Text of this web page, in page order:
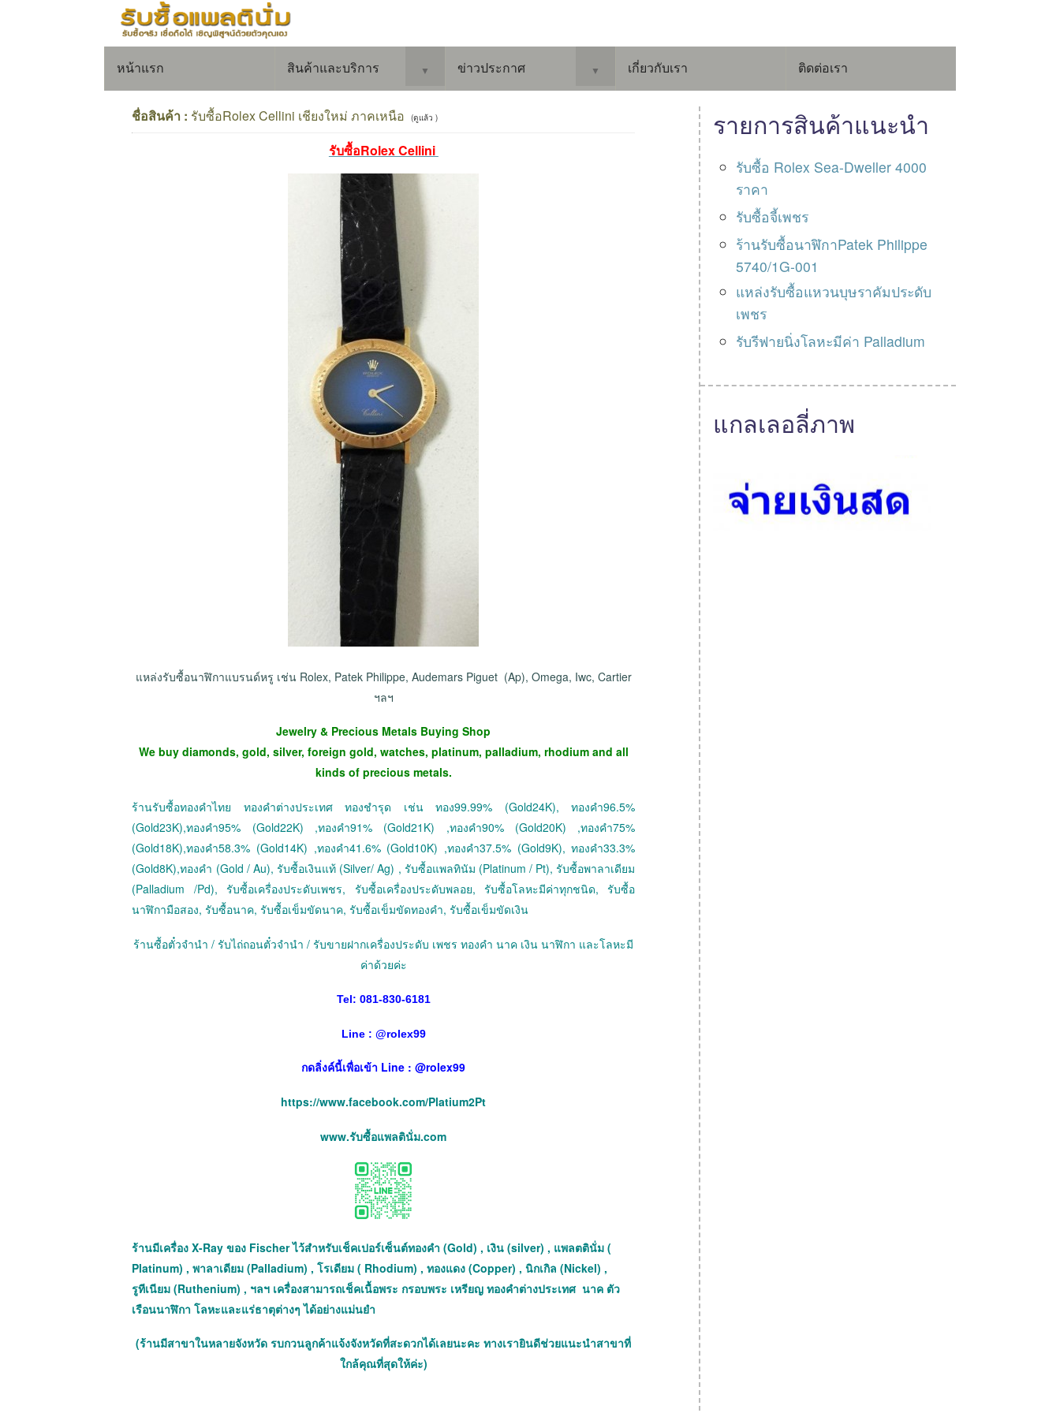
หน้าแรก สินค้าและบริการ ▼ ข่าวประกาศ ▼ เกี่ยวกับเรา ติดต่อเรา
ชื่อสินค้า : รับซื้อRolex Cellini เชียงใหม่ ภาคเหนือ (ดูแล้ว )
รับซื้อRolex Cellini
แหล่งรับซื้อนาฬิกาแบรนด์หรู เช่น Rolex, Patek Philippe, Audemars Piguet (Ap), Omega, Iwc, Cartier
ฯลฯ
Jewelry & Precious Metals Buying Shop
We buy diamonds, gold, silver, foreign gold, watches, platinum, palladium, rhodium and all
kinds of precious metals.
ร้านรับซื้อทองคำไทย ทองคำต่างประเทศ ทองชำรุด เช่น ทอง99.99% (Gold24K), ทองคำ96.5%
(Gold23K),ทองคำ95% (Gold22K) ,ทองคำ91% (Gold21K) ,ทองคำ90% (Gold20K) ,ทองคำ75%
(Gold18K),ทองคำ58.3% (Gold14K) ,ทองคำ41.6% (Gold10K) ,ทองคำ37.5% (Gold9K), ทองคำ33.3%
(Gold8K),ทองคำ (Gold / Au), รับซื้อเงินแท้ (Silver/ Ag) , รับซื้อแพลทินัม (Platinum / Pt), รับซื้อพาลาเดียม
(Palladium /Pd), รับซื้อเครื่องประดับเพชร, รับซื้อเครื่องประดับพลอย, รับซื้อโลหะมีค่าทุกชนิด, รับซื้อ
นาฬิกามือสอง, รับซื้อนาค, รับซื้อเข็มขัดนาค, รับซื้อเข็มขัดทองคำ, รับซื้อเข็มขัดเงิน
ร้านซื้อตั๋วจำนำ / รับไถ่ถอนตั๋วจำนำ / รับขายฝากเครื่องประดับ เพชร ทองคำ นาค เงิน นาฬิกา และโลหะมี
ค่าด้วยค่ะ
Tel: 081-830-6181
Line : @rolex99
กดลิ่งค์นี้เพื่อเข้า Line : @rolex99
https://www.facebook.com/Platium2Pt
www.รับซื้อแพลตินั่ม.com
ร้านมีเครื่อง X-Ray ของ Fischer ไว้สำหรับเช็คเปอร์เซ็นต์ทองคำ (Gold) , เงิน (silver) , แพลตตินั่ม (
Platinum) , พาลาเดียม (Palladium) , โรเดียม ( Rhodium) , ทองแดง (Copper) , นิกเกิล (Nickel) ,
รูทีเนียม (Ruthenium) , ฯลฯ เครื่องสามารถเช็คเนื้อพระ กรอบพระ เหรียญ ทองคำต่างประเทศ นาค ตัว
เรือนนาฬิกา โลหะและแร่ธาตุต่างๆ ได้อย่างแม่นยำ
(ร้านมีสาขาในหลายจังหวัด รบกวนลูกค้าแจ้งจังหวัดที่สะดวกได้เลยนะคะ ทางเรายินดีช่วยแนะนำสาขาที่
ใกล้คุณที่สุดให้ค่ะ)
รายการสินค้าแนะนำ
รับซื้อ Rolex Sea-Dweller 4000
ราคา
รับซื้อจี้เพชร
ร้านรับซื้อนาฬิกาPatek Philippe
5740/1G-001
แหล่งรับซื้อแหวนบุษราคัมประดับ
เพชร
รับรีฟายนิ่งโลหะมีค่า Palladium
แกลเลอลี่ภาพ